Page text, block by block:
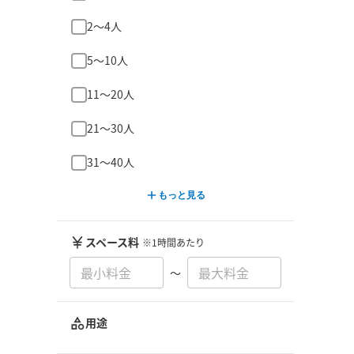
2〜4人
5〜10人
11〜20人
21〜30人
31〜40人
もっと見る
スペース料 ※1時間あたり
〜
用途